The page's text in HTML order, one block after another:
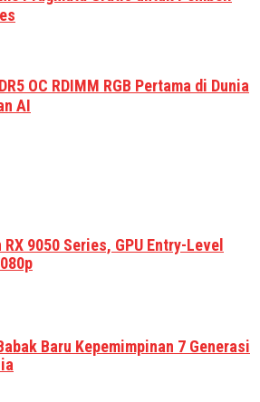
OC RDIMM RGB Pertama di Dunia
AI
9050 Series, GPU Entry-Level
Baru Kepemimpinan 7 Generasi